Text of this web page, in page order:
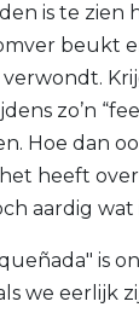
is te zien
beukt
zo’n
Hoe dan
heeft
aardig
is
we eerlijk